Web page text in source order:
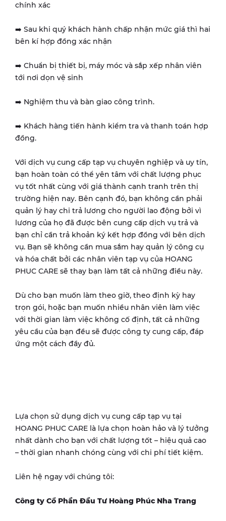
chính xác
➡️ Sau khi quý khách hành chấp nhận mức giá thì hai
bên kí hợp đồng xác nhận
➡️ Chuẩn bị thiết bị, máy móc và sắp xếp nhân viên
tới nơi dọn vệ sinh
➡️ Nghiệm thu và bàn giao công trình.
➡️ Khách hàng tiến hành kiểm tra và thanh toán hợp
đồng.
Với dịch vụ cung cấp tạp vụ chuyên nghiệp và uy tín,
bạn hoàn toàn có thể yên tâm với chất lượng phục
vụ tốt nhất cùng với giá thành cạnh tranh trên thị
trường hiện nay. Bên cạnh đó, bạn không cần phải
quản lý hay chi trả lương cho người lao động bởi vì
lương của họ đã được bên cung cấp dịch vụ trả và
bạn chỉ cần trả khoản ký kết hợp đồng với bên dịch
vụ. Bạn sẽ không cần mua sắm hay quản lý công cụ
và hóa chất bởi các nhân viên tạp vụ của HOANG
PHUC CARE sẽ thay bạn làm tất cả những điều này.
Dù cho bạn muốn làm theo giờ, theo định kỳ hay
trọn gói, hoặc bạn muốn nhiều nhân viên làm việc
với thời gian làm việc không cố định, tất cả những
yêu cầu của bạn đều sẽ được công ty cung cấp, đáp
ứng một cách đầy đủ.
Lựa chọn sử dụng dịch vụ cung cấp tạp vụ tại
HOANG PHUC CARE là lựa chọn hoàn hảo và lý tưởng
nhất dành cho bạn với chất lượng tốt – hiệu quả cao
– thời gian nhanh chóng cùng với chi phí tiết kiệm.
Liên hệ ngay với chúng tôi:
Công ty Cổ Phần Đầu Tư Hoàng Phúc Nha Trang